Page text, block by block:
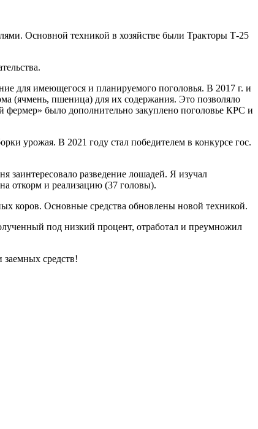
Основной техникой в хозяйстве были Тракторы Т-25
для имеющегося и планируемого поголовья. В 2017 г. и
(ячмень, пшеница) для их содержания. Это позволяло
было дополнительно закуплено поголовье КРС и
урожая. В 2021 году стал победителем в конкурсе гос.
разведение лошадей. Я изучал
откорм и реализацию (37 головы).
коров. Основные средства обновлены новой техникой.
под низкий процент, отработал и преумножил
средств!